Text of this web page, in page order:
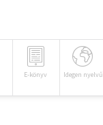
E-könyv Idegen nyelvű